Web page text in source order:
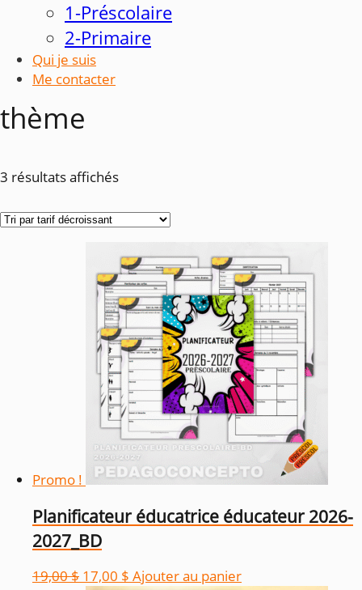
1-Préscolaire
2-Primaire
Qui je suis
Me contacter
thème
3 résultats affichésTrié
prix
décroissant
Promo !
Planificateur éducatrice éducateur 2026-
2027_BD
19,00$ Le
17,00 $ Le
Ajouter au panier